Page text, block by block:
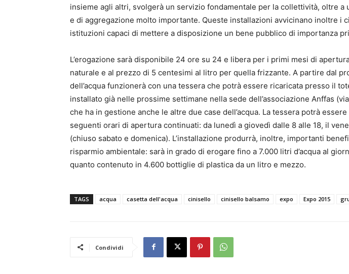
insieme agli altri, svolgerà un servizio fondamentale per la collettività, oltre a
e di aggregazione molto importante. Queste installazioni avvicinano inoltre i
istituzioni capaci di mettere a disposizione un bene pubblico di importanza
L’erogazione sarà disponibile 24 ore su 24 e libera per i primi mesi di
naturale e al prezzo di 5 centesimi al litro per quella frizzante. A partire dal
dell’acqua funzionerà con una tessera che potrà essere ricaricata presso il
installato già nelle prossime settimane nella sede dell’associazione Anffas
che ha in gestione anche le altre due case dell’acqua. La tessera potrà
seguenti orari di apertura continuati: da lunedì a giovedì dalle 8 alle 18, il
(chiuso sabato e domenica). L’installazione produrrà, inoltre, importanti
risparmio ambientale: sarà in grado di erogare fino a 7.000 litri d’acqua al
quanto contenuto in 4.600 bottiglie di plastica da un litro e mezzo.
TAGS acqua casetta dell'acqua cinisello cinisello balsamo expo Expo 2015
Condividi